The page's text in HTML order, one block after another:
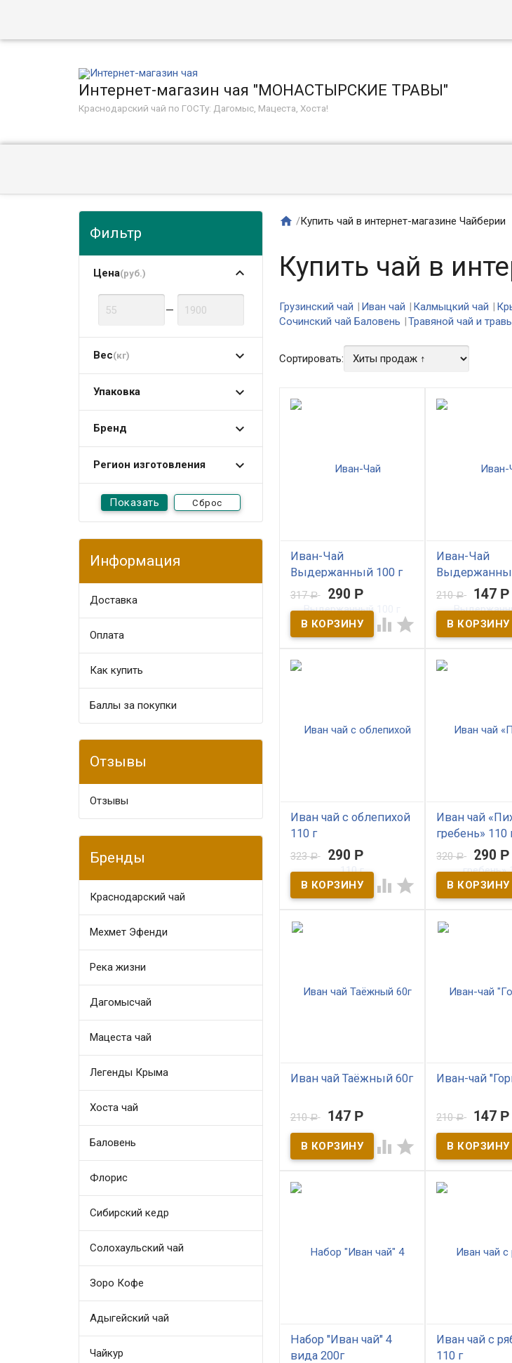
Интернет-магазин чая "МОНАСТЫРСКИЕ ТРАВЫ"
Краснодарский чай по ГОСТу: Дагомыс, Мацеста, Хоста!
Фильтр
Цена(руб.)
—
Вес(кг)
Упаковка
Бренд
Регион изготовления
Сброс
Информация
Доставка
Оплата​
Как купить
Баллы за покупки
Отзывы
Отзывы
Бренды
Краснодарский чай
Мехмет Эфенди
Река жизни
Дагомысчай
Мацеста чай
Легенды Крыма
Хоста чай
Баловень
Флорис
Сибирский кедр
Солохаульский чай
Зоро Кофе
Адыгейский чай
Чайкур
 /Купить чай в интернет-магазине Чайберии
Купить чай в
Грузинский чай Иван чай Калмыцкий чай
Сочинский чай Баловень
Травяной чай и
Сортировать:
Иван-Чай
Выдержанный 100 г
В наличии
душу! Особая технология
приготовления - двойная
317Р 290 Р
 
Иван-Чай
В наличии
Укрепляет тело,
душу! Особая
приготовления -
чай для
персон.
210Р 147 Р
Иван чай с облепихой
110 г
В наличии
Иван-Чай с облепихой –
здоровья и красоты!
витамины А, С и всю группу
витаминов В, Р, РР, Е, К!
323Р 290 Р
 
Иван чай
гребень» 110
В наличии
Насыщенный вкус
пикантный
привкус. Иван-
лёгкость вашего
320Р 290 Р
Иван чай Таёжный 60г
В наличии
«Таёжный» с боярышником
и шиповником. Снимает
усталость и поднимает
210Р 147 Р
 
Иван-чай
В наличии
кипрея,
предгорьях
кряжа. Чайный
порадует
и укрепит
210Р 147 Р
Набор "Иван чай" 4
вида 200г
Иван чай с
110 г